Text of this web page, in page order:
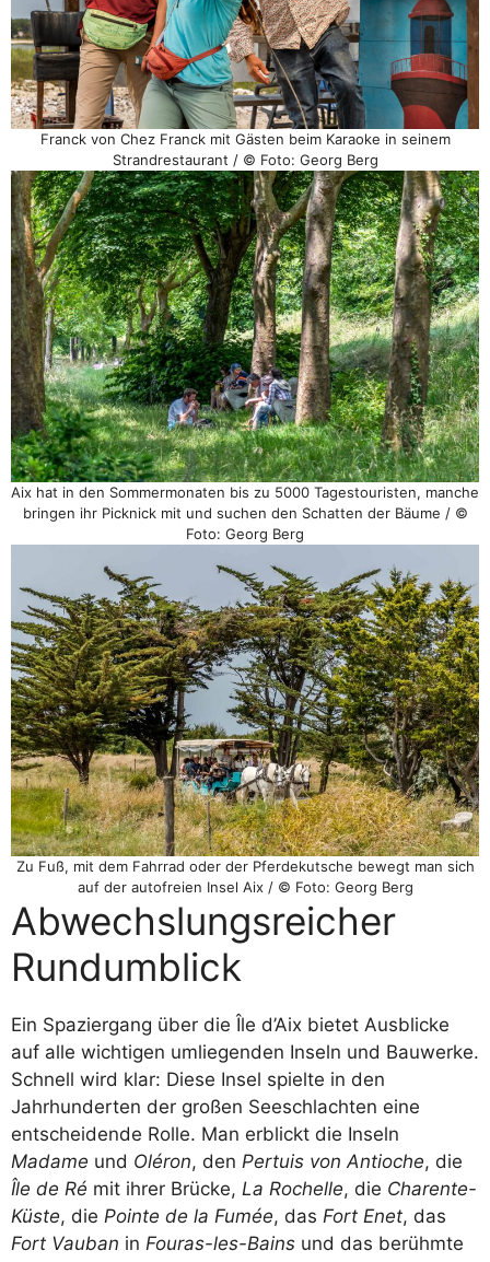
Franck von Chez Franck mit Gästen beim Karaoke in seinem
Strandrestaurant / © Foto: Georg Berg
Aix hat in den Sommermonaten bis zu 5000 Tagestouristen, manche
bringen ihr Picknick mit und suchen den Schatten der Bäume / ©
Foto: Georg Berg
Zu Fuß, mit dem Fahrrad oder der Pferdekutsche bewegt man sich
auf der autofreien Insel Aix / © Foto: Georg Berg
Abwechslungsreicher
Rundumblick
Ein Spaziergang über die Île d’Aix bietet Ausblicke
auf alle wichtigen umliegenden Inseln und Bauwerke.
Schnell wird klar: Diese Insel spielte in den
Jahrhunderten der großen Seeschlachten eine
entscheidende Rolle. Man erblickt die Inseln
Madame und Oléron, den Pertuis von Antioche, die
Île de Ré mit ihrer Brücke, La Rochelle, die Charente-
Küste, die Pointe de la Fumée, das Fort Enet, das
Fort Vauban in Fouras-les-Bains und das berühmte